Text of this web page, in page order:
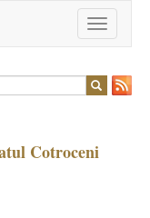
Toggle
navigation
Cotroceni